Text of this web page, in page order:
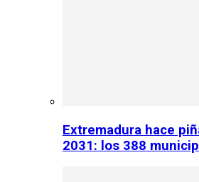
Extremadura hace
2031: los 388